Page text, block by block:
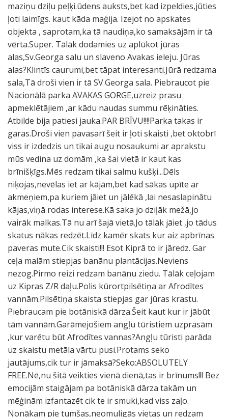
maziņu dziļu peļķi.ūdens auksts,bet kad izpeldies,jūties
ļoti laimīgs. kaut kāda maģija. Izejot no apskates
objekta , saprotam,ka tā naudiņa,ko samaksājām ir tā
vērta.Super. Tālāk dodamies uz aplūkot jūras
alas,Sv.Georga salu un slaveno Avakas ieleju. Jūras
alas?Klintīs caurumi,bet tāpat interesanti.Jūrā redzama
sala,Tā droši vien ir tā SV.Georga sala. Piebraucot pie
Nacionālā parka AVAKAS GORGE,uzreiz prasu
apmeklētājiem ,ar kādu naudas summu rēķināties.
Atbilde bija patiesi jauka.PAR BRĪVU!!!!Parka takas ir
garas.Droši vien pavasarī šeit ir ļoti skaisti ,bet oktobrī
viss ir izdedzis un tikai augu nosaukumi ar aprakstu
mūs vedina uz domām ,ka šai vietā ir kaut kas
brīnišķīgs.Mēs redzam tikai salmu kušķi...Dēls
niķojas,nevēlas iet ar kājām,bet kad sākas upīte ar
akmeņiem,pa kuriem jāiet un jālēkā ,lai nesaslapinātu
kājas,viņā rodas interese.Kā saka jo dziļāk mežā,jo
vairāk malkas.Tā nu arī šajā vietā.Jo tālāk jāiet ,jo tādus
skatus nākas redzēt.Līdz kamēr skats kur aiz apbrīnas
paveras mute.Cik skaisti!!! Esot Kiprā to ir jāredz. Gar
ceļa malām stiepjas banānu plantācijas.Neviens
nezog.Pirmo reizi redzam banānu ziedu. Tālāk ceļojam
uz Kipras Z/R daļu.Polis kūrortpilsētiņa ar Afrodītes
vannām.Pilsētiņa skaista stiepjas gar jūras krastu.
Piebraucam pie botāniskā dārza.Šeit kaut kur ir jābūt
tām vannām.Garāmejošiem angļu tūristiem uzprasām
,kur varētu būt Afrodītes vannas?Angļu tūristi parāda
uz skaistu metāla vārtu pusi.Protams seko
jautājums,cik tur ir jāmaksā?Seko:ABSOLUTELY
FREE.Nē,nu šitā veikties vienā dienā,tas ir brīnums!!! Bez
emocijām staigājam pa botāniskā dārza takām un
mēģinām izfantazēt cik te ir smuki,kad viss zaļo.
Nonākam pie tumšas,neomuligās vietas un redzam